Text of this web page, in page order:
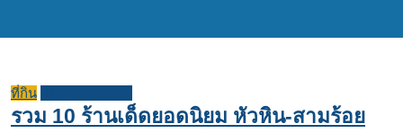
ที่กิน
รวม 10 ร้านเด็ดยอดนิยม หัวหิน-สามร้อย